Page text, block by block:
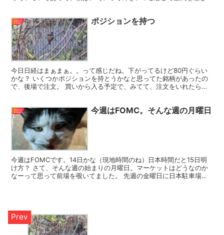
日記 ポジションを持つ
今日日経はまぁまぁ。。って感じだね。下がってるけど80円ぐらい
かな？ いくつかポジションを持とうかなと思ってた銘柄があったの
で、後場で注文。 買いから入る予定で、みてて、注文をいれたら、
日記 今週はFOMC。そんな週の月曜日
今週はFOMCです。14日かな（現地時間のね）日本時間だと15日明
け方？ さて、そんな週の始まりの月曜日。マーケットはどうなのか
なーって思って前場を覗いてました。 先週の金曜日に日本駐車場開